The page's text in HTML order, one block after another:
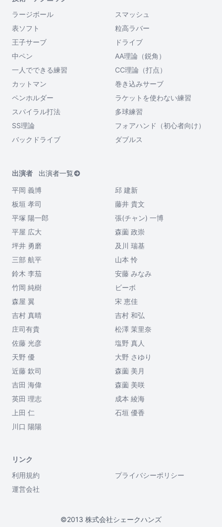
ラージボール
スマッシュ
表ソフト
粒高ラバー
王子サーブ
ドライブ
中ペン
AA理論（鋭角）
一人でできる練習
CC理論（打点）
カットマン
巻き込みサーブ
ペンホルダー
ラケットを使わない練習
スパイラル打法
多球練習
SS理論
フォアハンド（初心者向け）
バックドライブ
ダブルス
出演者
出演者一覧
平岡 義博
邱 建新
板垣 孝司
藤井 貴文
平塚 陽一郎
張(チャン) 一博
平屋 広大
森薗 政崇
坪井 勇磨
及川 瑞基
三部 航平
山本 怜
鈴木 李茄
安藤 みなみ
竹岡 純樹
ビーボ
森屋 翼
宋 恵佳
吉村 真晴
吉村 和弘
庄司有貴
松澤 茉里奈
佐藤 光彦
塩野 真人
天野 優
大野 さゆり
近藤 欽司
森薗 美月
吉田 海偉
森薗 美咲
英田 理志
成本 綾海
上田 仁
石垣 優香
川口 陽陽
リンク
利用規約
プライバシーポリシー
運営会社
©2013 株式会社シェークハンズ